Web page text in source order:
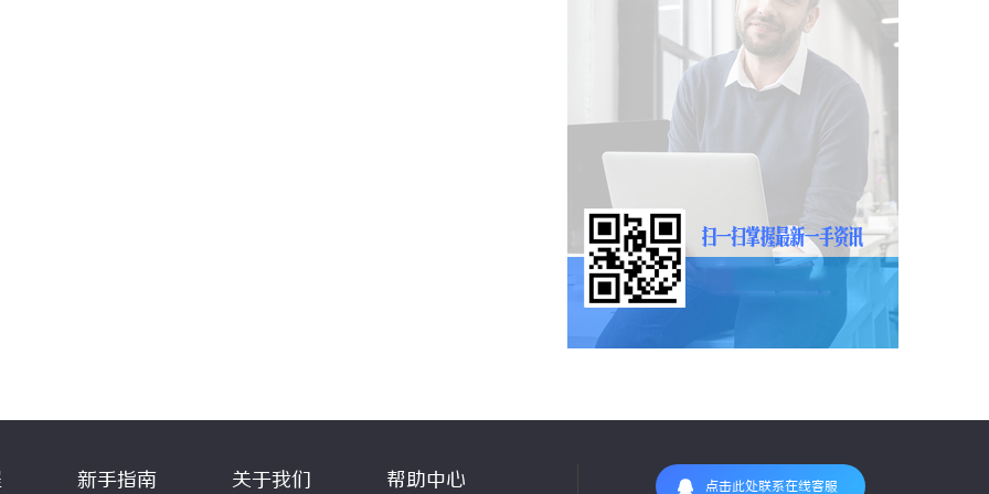
新手指南 关于我们 帮助中心 点击此处联系在线客服